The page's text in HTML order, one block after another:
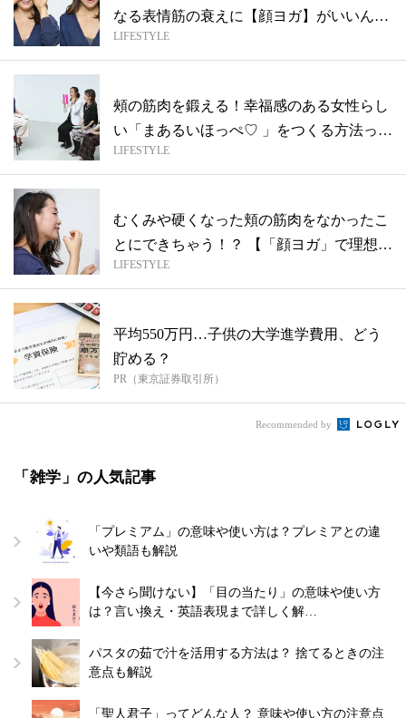
なる表情筋の衰えに【顔ヨガ】がいいんで
す♡
LIFESTYLE
頰の筋肉を鍛える！幸福感のある女性らし
い「まあるいほっぺ♡ 」をつくる方法っ
て？...
LIFESTYLE
むくみや硬くなった頬の筋肉をなかったこ
とにできちゃう！？ 【「顔ヨガ」で理想の
女...
LIFESTYLE
平均550万円…子供の大学進学費用、どう
貯める？
PR（東京証券取引所）
Recommended by
「雑学」の人気記事
「プレミアム」の意味や使い方は？プレミアとの違
いや類語も解説
【今さら聞けない】「目の当たり」の意味や使い方
は？言い換え・英語表現まで詳しく解…
パスタの茹で汁を活用する方法は？ 捨てるときの注
意点も解説
「聖人君子」ってどんな人？ 意味や使い方の注意点